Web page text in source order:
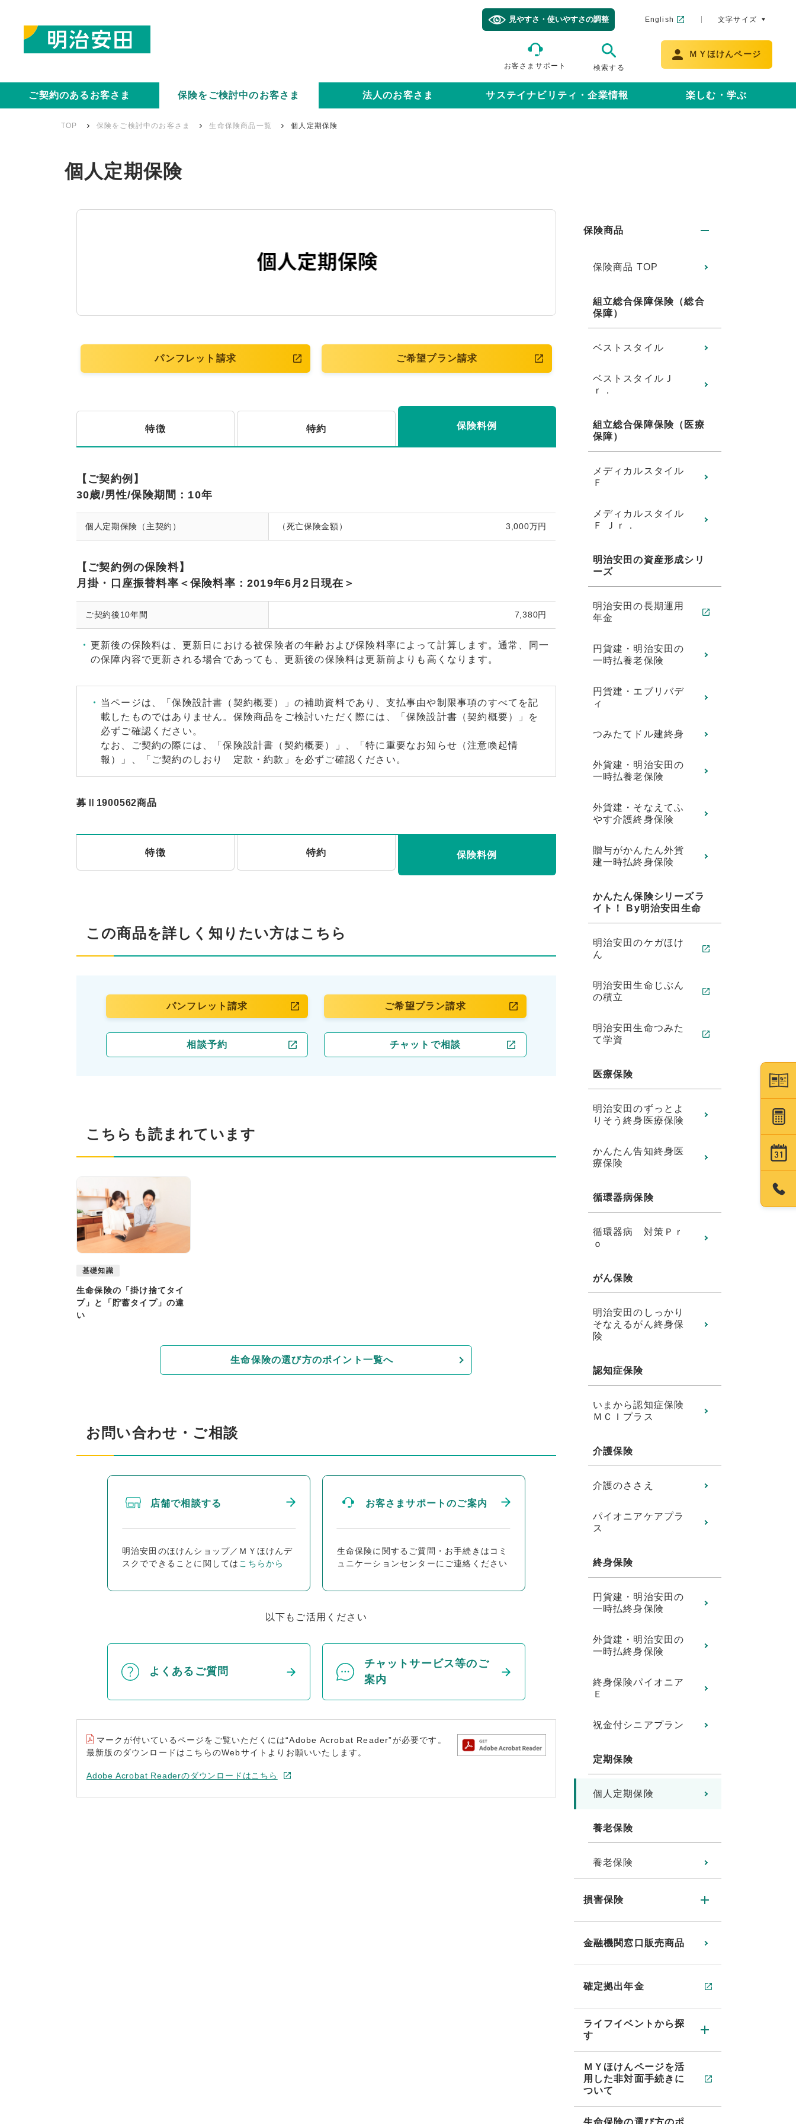
見やすさ・使いやすさの調整 English 文字サイズ
お客さまサポート 検索する
ＭＹほけんページ
ご契約のあるお客さま 保険をご検討中のお客さま 法人のお客さま サステイナビリティ・企業情報 楽しむ・学ぶ
TOP 保険をご検討中のお客さま 生命保険商品一覧 個人定期保険
個人定期保険
パンフレット請求 ご希望プラン請求
特徴 特約 保険料例
【ご契約例】
30歳/男性/保険期間：10年
個人定期保険（主契約） （死亡保険金額） 3,000万円
【ご契約例の保険料】
月掛・口座振替料率＜保険料率：2019年6月2日現在＞
ご契約後10年間 7,380円
更新後の保険料は、更新日における被保険者の年齢および保険料率によって計算します。通常、同一
の保障内容で更新される場合であっても、更新後の保険料は更新前よりも高くなります。
当ページは、「保険設計書（契約概要）」の補助資料であり、支払事由や制限事項のすべてを記
載したものではありません。保険商品をご検討いただく際には、「保険設計書（契約概要）」を
必ずご確認ください。
なお、ご契約の際には、「保険設計書（契約概要）」、「特に重要なお知らせ（注意喚起情
報）」、「ご契約のしおり 定款・約款」を必ずご確認ください。
募Ⅱ1900562商品
特徴 特約 保険料例
この商品を詳しく知りたい方はこちら
パンフレット請求 ご希望プラン請求
相談予約 チャットで相談
こちらも読まれています
基礎知識
生命保険の「掛け捨てタイ
プ」と「貯蓄タイプ」の違
い
生命保険の選び方のポイント一覧へ
お問い合わせ・ご相談
店舗で相談する
明治安田のほけんショップ／ＭＹほけんデ
スクでできることに関しては こちらから
お客さまサポートのご案内
生命保険に関するご質問・お手続きはコミ
ュニケーションセンターにご連絡ください
以下もご活用ください
よくあるご質問
チャットサービス等のご
案内
マークが付いているページをご覧いただくには“Adobe Acrobat Reader”が必要です。
最新版のダウンロードはこちらのWebサイトよりお願いいたします。
Adobe Acrobat Readerのダウンロードはこちら
保険商品
保険商品 TOP
組立総合保障保険（総合
保障）
ベストスタイル
ベストスタイルＪ
ｒ．
組立総合保障保険（医療
保障）
メディカルスタイル
Ｆ
メディカルスタイル
Ｆ Ｊｒ．
明治安田の資産形成シリ
ーズ
明治安田の長期運用
年金
円貨建・明治安田の
一時払養老保険
円貨建・エブリバデ
ィ
つみたてドル建終身
外貨建・明治安田の
一時払養老保険
外貨建・そなえてふ
やす介護終身保険
贈与がかんたん外貨
建一時払終身保険
かんたん保険シリーズラ
イト！ By明治安田生命
明治安田のケガほけ
ん
明治安田生命じぶん
の積立
明治安田生命つみた
て学資
医療保険
明治安田のずっとよ
りそう終身医療保険
かんたん告知終身医
療保険
循環器病保険
循環器病 対策Ｐｒ
ｏ
がん保険
明治安田のしっかり
そなえるがん終身保
険
認知症保険
いまから認知症保険
ＭＣＩプラス
介護保険
介護のささえ
パイオニアケアプラ
ス
終身保険
円貨建・明治安田の
一時払終身保険
外貨建・明治安田の
一時払終身保険
終身保険パイオニア
Ｅ
祝金付シニアプラン
定期保険
個人定期保険
養老保険
養老保険
損害保険
金融機関窓口販売商品
確定拠出年金
ライフイベントから探
す
ＭＹほけんページを活
用した非対面手続きに
ついて
生命保険の選び方のポ